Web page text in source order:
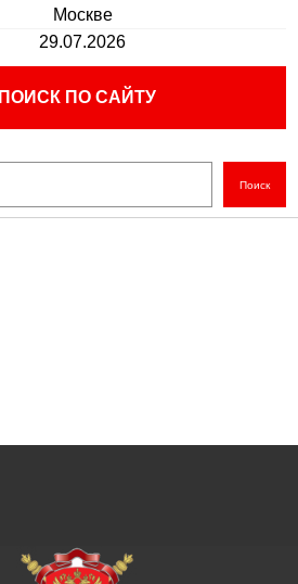
Москве
29.07.2026
ПОИСК ПО САЙТУ
Поиск